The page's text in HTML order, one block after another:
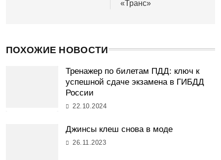
«Транс»
ПОХОЖИЕ НОВОСТИ
Тренажер по билетам ПДД: ключ к
успешной сдаче экзамена в ГИБДД
России
22.10.2024
Джинсы клеш снова в моде
26.11.2023